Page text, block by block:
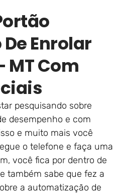
Enrolar
MT Com
pesquisando sobre
desempenho e com
e muito mais você
o telefone e faça uma
você fica por dentro de
também sabe que fez a
a automatização de